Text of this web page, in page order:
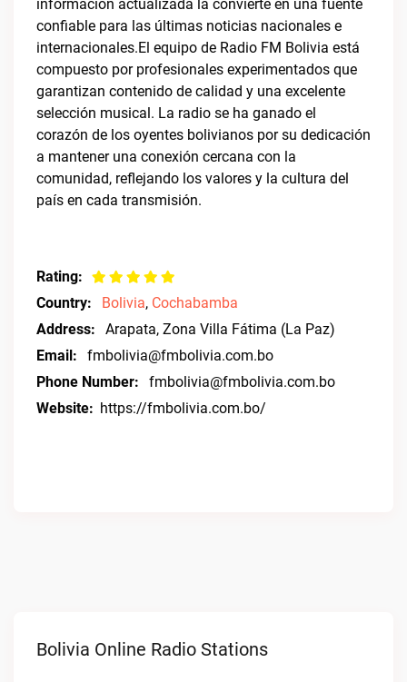
información actualizada la convierte en una fuente
confiable para las últimas noticias nacionales e
internacionales.El equipo de Radio FM Bolivia está
compuesto por profesionales experimentados que
garantizan contenido de calidad y una excelente
selección musical. La radio se ha ganado el
corazón de los oyentes bolivianos por su dedicación
a mantener una conexión cercana con la
comunidad, reflejando los valores y la cultura del
país en cada transmisión.
Rating:
Country:
Bolivia, Cochabamba
Address:
Arapata, Zona Villa Fátima (La Paz)
Email:
fmbolivia@fmbolivia.com.bo
Phone Number:
fmbolivia@fmbolivia.com.bo
Website: https://fmbolivia.com.bo/
Bolivia Online Radio Stations